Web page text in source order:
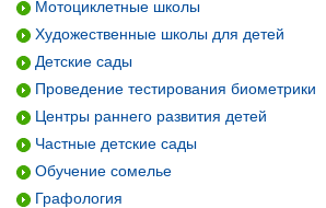
Мотоциклетные школы
Художественные школы для детей
Детские сады
Проведение тестирования биометрики
Центры раннего развития детей
Частные детские сады
Обучение сомелье
Графология